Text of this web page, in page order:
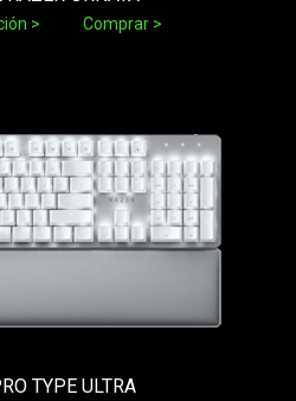
Comprar
TYPE ULTRA